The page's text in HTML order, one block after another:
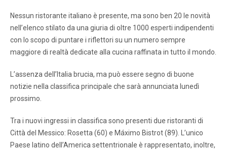
Nessun ristorante italiano è presente, ma sono ben 20 le novità
nell’elenco stilato da una giuria di oltre 1000 esperti indipendenti
con lo scopo di puntare i riflettori su un numero sempre
maggiore di realtà dedicate alla cucina raffinata in tutto il mondo.
L’assenza dell’Italia brucia, ma può essere segno di buone
notizie nella classifica principale che sarà annunciata lunedì
prossimo.
Tra i nuovi ingressi in classifica sono presenti due ristoranti di
Città del Messico: Rosetta (60) e Máximo Bistrot (89). L’unico
Paese latino dell’America settentrionale è rappresentato, inoltre,